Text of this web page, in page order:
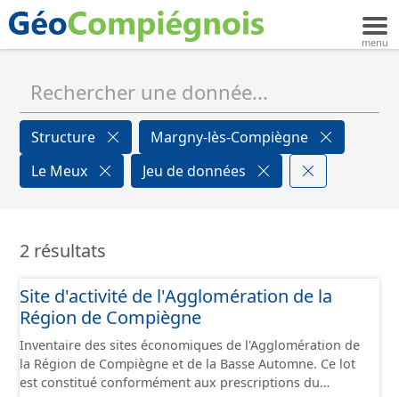
Structure
Margny-lès-Compiègne
Le Meux
Jeu de données
2 résultats
Site d'activité de l'Agglomération de la
Région de Compiègne
Inventaire des sites économiques de l'Agglomération de
la Région de Compiègne et de la Basse Automne. Ce lot
est constitué conformément aux prescriptions du